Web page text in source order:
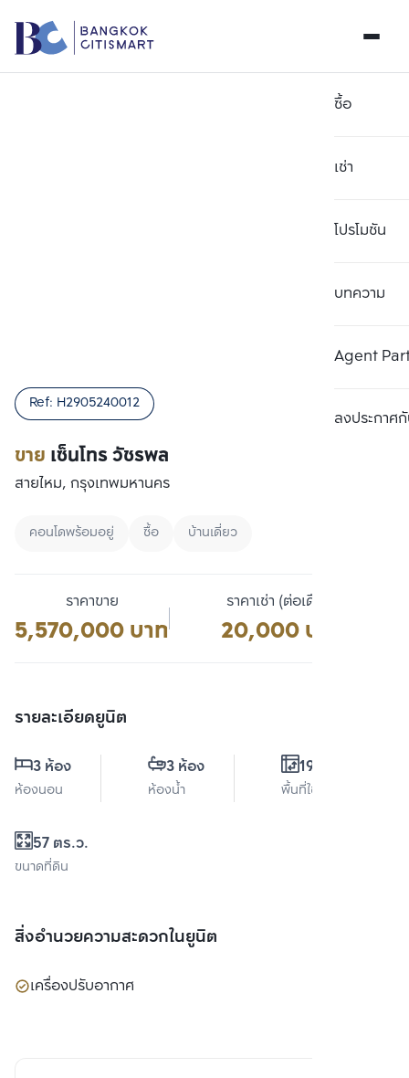
ซื้อ
เช่า
โปรโมชัน
บทความ
Agent
ลงประกาศกั
ขาย เซ็นโทร วัชรพล
Ref: H2905240012
สายไหม, กรุงเทพมหานคร
คอนโดพร้อมอยู่ ซื้อ บ้านเดี่ยว
ราคาขาย
5,570,000 บาท
ราคาเช่า (ต่อเดือน)
20,000 บาท
รายละเอียดยูนิต
3 ห้อง
ห้องนอน
3 ห้อง
ห้องน้ำ
195 ตร.ม.
พื้นที่ใช้สอย
57 ตร.ว.
ขนาดที่ดิน
สิ่งอำนวยความสะดวกในยูนิต
เครื่องปรับอากาศ
เปรียบเทียบ